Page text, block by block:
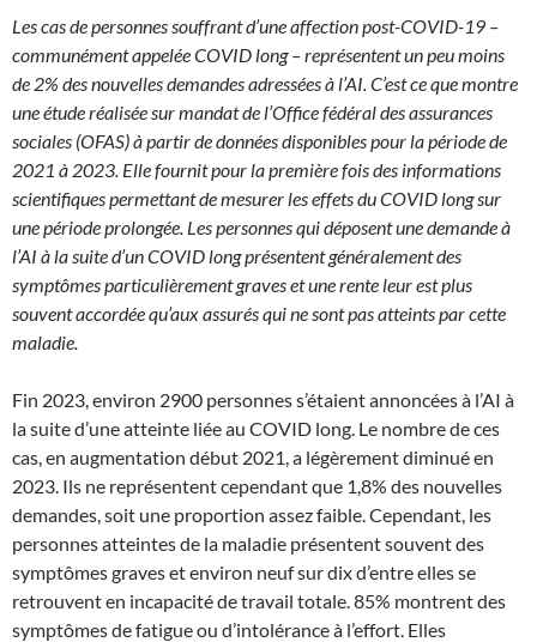
Les cas de personnes souffrant d’une affection post-COVID-19 –
communément appelée COVID long – représentent un peu moins
de 2% des nouvelles demandes adressées à l’AI. C’est ce que montre
une étude réalisée sur mandat de l’Office fédéral des assurances
sociales (OFAS) à partir de données disponibles pour la période de
2021 à 2023. Elle fournit pour la première fois des informations
scientifiques permettant de mesurer les effets du COVID long sur
une période prolongée. Les personnes qui déposent une demande à
l’AI à la suite d’un COVID long présentent généralement des
symptômes particulièrement graves et une rente leur est plus
souvent accordée qu’aux assurés qui ne sont pas atteints par cette
maladie.
Fin 2023, environ 2900 personnes s’étaient annoncées à l’AI à
la suite d’une atteinte liée au COVID long. Le nombre de ces
cas, en augmentation début 2021, a légèrement diminué en
2023. Ils ne représentent cependant que 1,8% des nouvelles
demandes, soit une proportion assez faible. Cependant, les
personnes atteintes de la maladie présentent souvent des
symptômes graves et environ neuf sur dix d’entre elles se
retrouvent en incapacité de travail totale. 85% montrent des
symptômes de fatigue ou d’intolérance à l’effort. Elles